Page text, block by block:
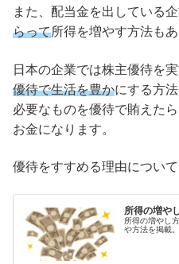
また、配当金を出している
らって所得を増やす方法もあ
日本の企業では株主優待を
優待で生活を豊かにする方法
必要なものを優待で賄えた
お金になります。
優待をすすめる理由につい
所得の増や
所得の増やし
や方法を掲載。